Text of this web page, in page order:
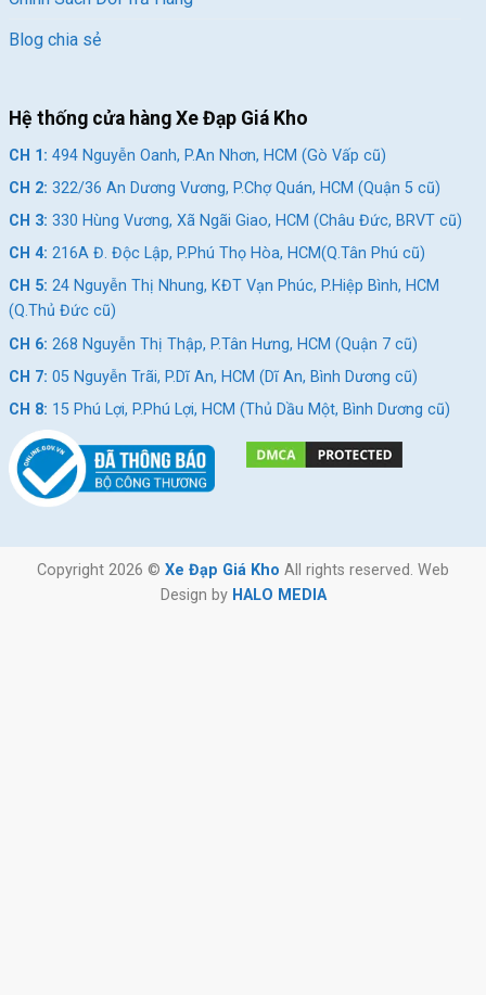
Blog chia sẻ
Hệ thống cửa hàng Xe Đạp Giá Kho
CH 1: 494 Nguyễn Oanh, P.An Nhơn, HCM (Gò Vấp cũ)
CH 2: 322/36 An Dương Vương, P.Chợ Quán, HCM (Quận 5 cũ)
CH 3: 330 Hùng Vương, Xã Ngãi Giao, HCM (Châu Đức, BRVT cũ)
CH 4: 216A Đ. Độc Lập, P.Phú Thọ Hòa, HCM(Q.Tân Phú cũ)
CH 5: 24 Nguyễn Thị Nhung, KĐT Vạn Phúc, P.Hiệp Bình, HCM
(Q.Thủ Đức cũ)
CH 6: 268 Nguyễn Thị Thập, P.Tân Hưng, HCM (Quận 7 cũ)
CH 7: 05 Nguyễn Trãi, P.Dĩ An, HCM (Dĩ An, Bình Dương cũ)
CH 8: 15 Phú Lợi, P.Phú Lợi, HCM (Thủ Dầu Một, Bình Dương cũ)
Copyright 2026 © Xe Đạp Giá Kho All rights reserved. Web
Design by HALO MEDIA